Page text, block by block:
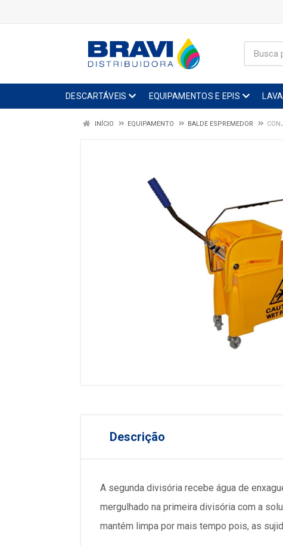
DESCARTÁVEIS EQUIPAMENTOS E EPIS
INÍCIO EQUIPAMENTO BALDE ESPREMEDOR
Descrição
A segunda divisória recebe água de
mergulhado na primeira divisória com a
mantém limpa por mais tempo pois, as